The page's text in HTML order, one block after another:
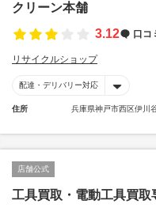
クリーン本舗
3.12
口コ
リサイクルショップ
配達・デリバリー対応
住所 兵庫県神戸市西区伊川
店舗公式
工具買取・電動工具買取